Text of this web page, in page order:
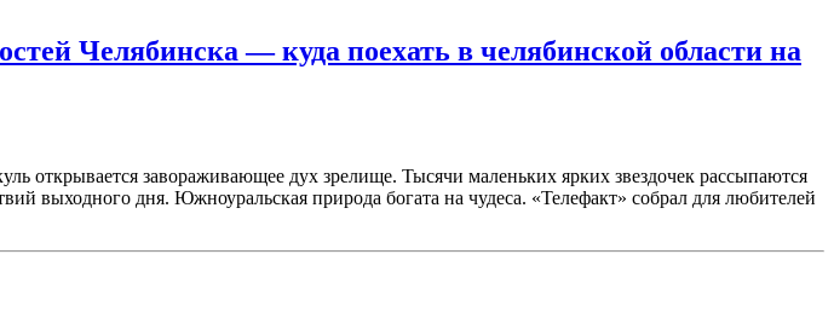
Челябинска — куда поехать в челябинской области на
открывается завораживающее дух зрелище. Тысячи маленьких ярких звездочек рассыпаются
выходного дня. Южноуральская природа богата на чудеса. «Телефакт» собрал для любителей